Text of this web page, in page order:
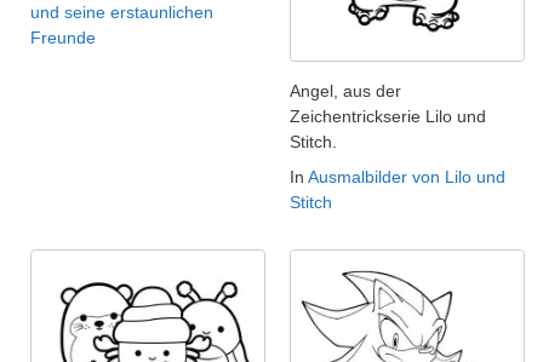
und seine erstaunlichen
Freunde
Angel, aus der
Zeichentrickserie Lilo und
Stitch.
In Ausmalbilder von Lilo und
Stitch